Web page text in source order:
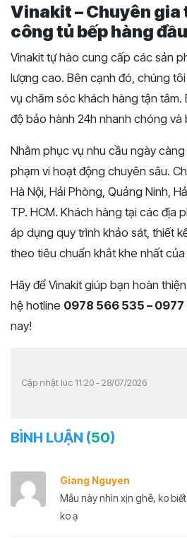
Vinakit – Chuyên gia
công tủ bếp hàng đầu
Vinakit tự hào cung cấp các sản
lượng cao. Bên cạnh đó, chúng
vụ chăm sóc khách hàng tận tâm.
độ bảo hành 24h nhanh chóng và
Nhằm phục vụ nhu cầu ngày
phạm vi hoạt động chuyên sâu.
Hà Nội, Hải Phòng, Quảng Ninh,
TP. HCM. Khách hàng tại các địa
áp dụng quy trình khảo sát, thiết
theo tiêu chuẩn khắt khe nhất
Hãy để Vinakit giúp bạn hoàn
hệ hotline 0978 566 535 –
nay!
Cập nhật lúc 11:20 - 28/07/2026
BÌNH LUẬN (50)
Giang Nguyen
Mẫu này nhìn xịn ghê, ko
ko ạ